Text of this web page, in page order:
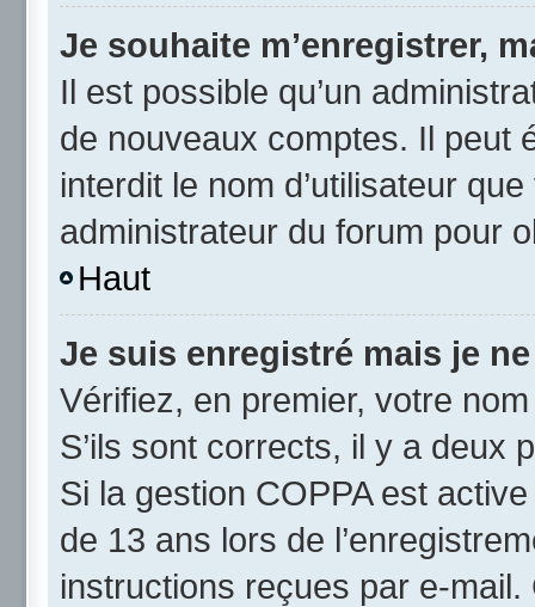
Je souhaite m’enregistrer,
Il est possible qu’un
de nouveaux comptes. Il peut
interdit le nom d’utilisateur
administrateur du forum pour
Haut
Je suis enregistré mais je
Vérifiez, en premier, votre
S’ils sont corrects, il y a deux
Si la gestion COPPA est
de 13 ans lors de
instructions reçues par e-